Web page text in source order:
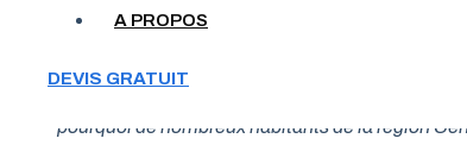
A PROPOS
DEVIS GRATUIT
pourquoi de nombreux habitants de la région